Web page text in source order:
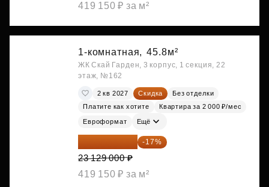
419 150 ₽ за м²
1-комнатная, 45.8м²
ЖК Скай Гарден, 3 корпус, 1 секция, 22
этаж, №162
2 кв 2027 Скидка
Без отделки
Платите как хотите
Квартира за 2 000 ₽/мес
Евроформат Ещё
19 197 070 ₽ -17%
23 129 000 ₽
419 150 ₽ за м²